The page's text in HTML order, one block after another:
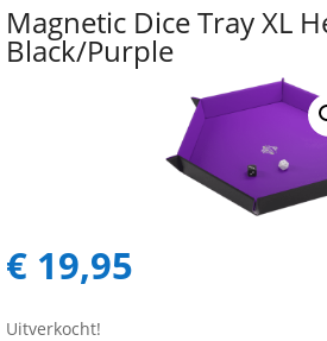
Magnetic Dice Tray XL
Black/Purple
€ 19,95
Uitverkocht!